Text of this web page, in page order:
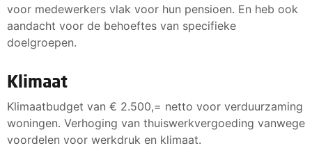
voor medewerkers vlak voor hun pensioen. En heb ook
aandacht voor de behoeftes van specifieke
doelgroepen.
Klimaat
Klimaatbudget van € 2.500,= netto voor verduurzaming
woningen. Verhoging van thuiswerkvergoeding vanwege
voordelen voor werkdruk en klimaat.